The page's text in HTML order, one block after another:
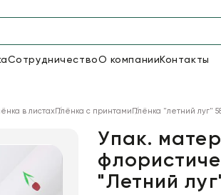
СотрудничествоО компании Контакты
18
в листахПлёнка с принтами Плёнка "летний луг"
Упак.
"Летний